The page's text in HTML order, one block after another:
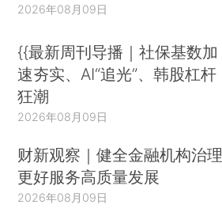
2026年08月09日
{{最新周刊导播｜社保基数加
速夯实、AI“追光”、韩股杠杆
狂潮
2026年08月09日
财新观察｜健全金融机构治理
更好服务高质量发展
2026年08月09日